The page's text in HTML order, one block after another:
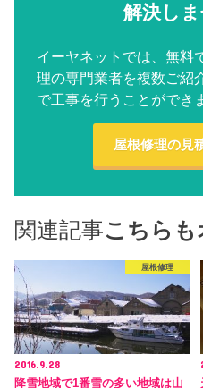
解決し
イーヤネットでは、無料
理の専門業者を複数ご紹
で工事を行うことができ
屋根修理の見
関連記事こちらも
屋根修理
2016.9.28
降雪地域で1番雪の多い地域は山